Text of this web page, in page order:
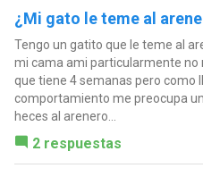
¿Mi gato le teme al
Tengo un gatito que le teme al
mi cama ami particularmente
que tiene 4 semanas pero como
comportamiento me preocupa
heces al arenero...
2 respuestas